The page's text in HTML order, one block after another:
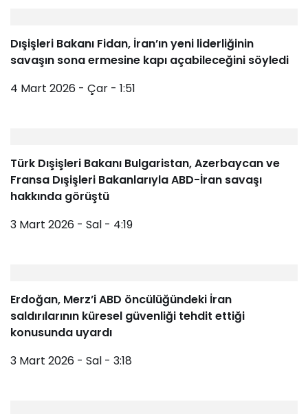
Dışişleri Bakanı Fidan, İran’ın yeni liderliğinin
savaşın sona ermesine kapı açabileceğini söyledi
4 Mart 2026 - Çar - 1:51
Türk Dışişleri Bakanı Bulgaristan, Azerbaycan ve
Fransa Dışişleri Bakanlarıyla ABD-İran savaşı
hakkında görüştü
3 Mart 2026 - Sal - 4:19
Erdoğan, Merz’i ABD öncülüğündeki İran
saldırılarının küresel güvenliği tehdit ettiği
konusunda uyardı
3 Mart 2026 - Sal - 3:18